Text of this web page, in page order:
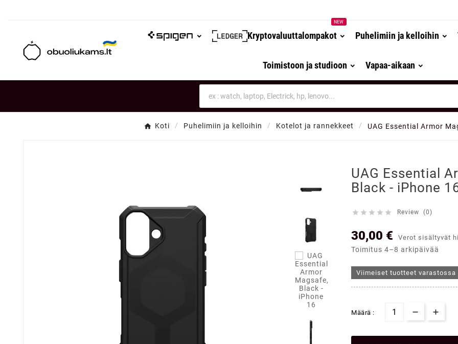
Kryptovaluuttalompakot
NEW
Puhelimiin ja kelloihin
Toimistoon ja studioon Vapaa-aikaan
Koti Puhelimiin ja kelloihin Kotelot ja rannekkeet UAG Essential Armor
UAG Essential
Black - iPhone
     Review (0)
30,00 € Verot sisältyvät
Toimitus 4–8 arkipäivää
Viimeiset tuotteet varastossa
Määrä :